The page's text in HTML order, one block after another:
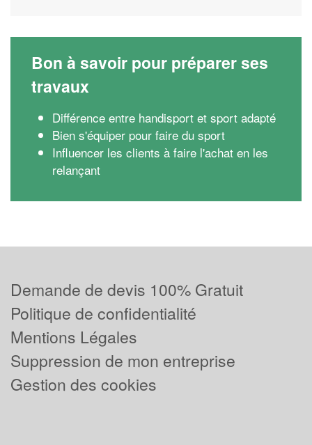
Bon à savoir pour préparer ses
travaux
Différence entre handisport et sport adapté
Bien s'équiper pour faire du sport
Influencer les clients à faire l'achat en les
relançant
Demande de devis 100% Gratuit
Politique de confidentialité
Mentions Légales
Suppression de mon entreprise
Gestion des cookies